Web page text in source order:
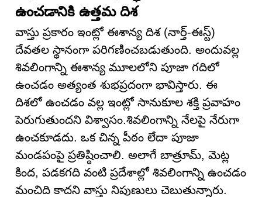
ఉంచడానికి ఉత్తమ దిశ
వాస్తు ప్రకారం ఇంట్లో ఈశాన్య దిశ (నార్త్-ఈస్ట్)
దేవతల స్థానంగా పరిగణించబడుతుంది. అందువల్ల
శివలింగాన్ని ఈశాన్య మూలలోని పూజా గదిలో
ఉంచడం అత్యంత శుభప్రదంగా భావిస్తారు. ఈ
దిశలో ఉంచడం వల్ల ఇంట్లో సానుకూల శక్తి ప్రవాహం
పెరుగుతుందని విశ్వాసం.శివలింగాన్ని నేలపై నేరుగా
ఉంచకూడదు. ఒక చిన్న పీఠం లేదా పూజా
మండపంపై ప్రతిష్ఠించాలి. అలాగే బాత్రూమ్, మెట్ల
కింద, పడకగది వంటి ప్రదేశాల్లో శివలింగాన్ని ఉంచడం
మంచిది కాదని వాస్తు నిపుణులు చెబుతున్నారు.